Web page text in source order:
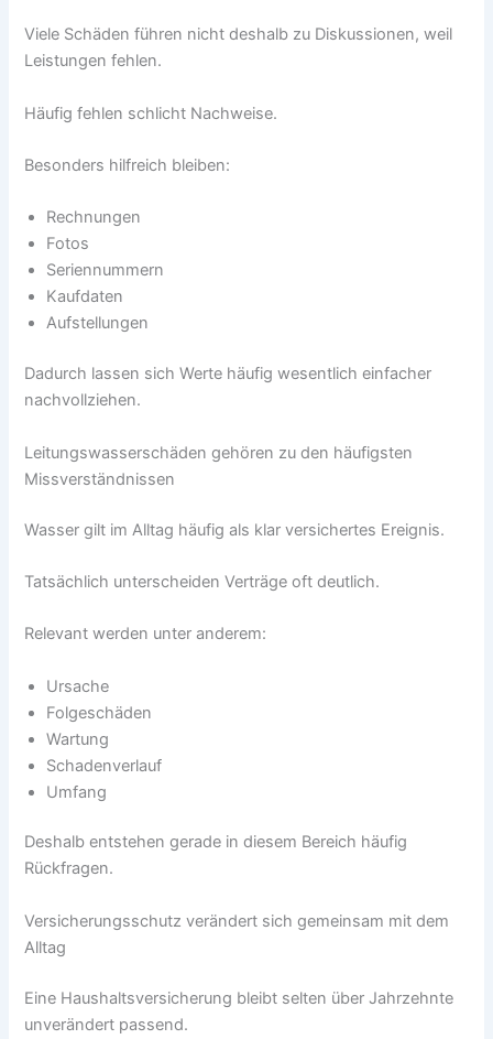
Viele Schäden führen nicht deshalb zu Diskussionen, weil
Leistungen fehlen.
Häufig fehlen schlicht Nachweise.
Besonders hilfreich bleiben:
Rechnungen
Fotos
Seriennummern
Kaufdaten
Aufstellungen
Dadurch lassen sich Werte häufig wesentlich einfacher
nachvollziehen.
Leitungswasserschäden gehören zu den häufigsten
Missverständnissen
Wasser gilt im Alltag häufig als klar versichertes Ereignis.
Tatsächlich unterscheiden Verträge oft deutlich.
Relevant werden unter anderem:
Ursache
Folgeschäden
Wartung
Schadenverlauf
Umfang
Deshalb entstehen gerade in diesem Bereich häufig
Rückfragen.
Versicherungsschutz verändert sich gemeinsam mit dem
Alltag
Eine Haushaltsversicherung bleibt selten über Jahrzehnte
unverändert passend.